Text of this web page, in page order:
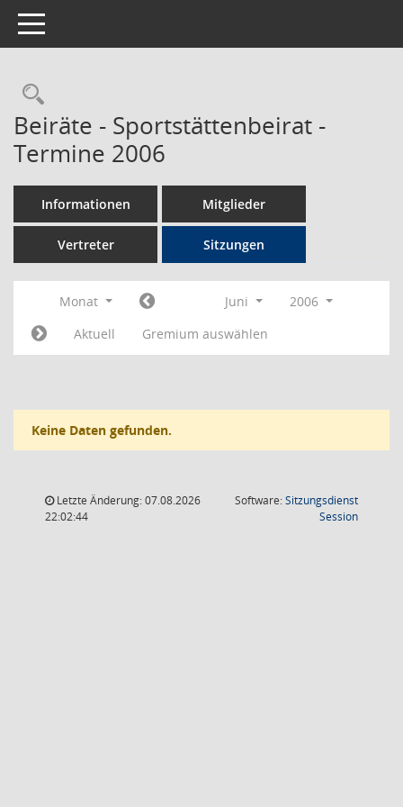
Toggle navigation
Rechercheauswahl
Beiräte - Sportstättenbeirat -
Termine 2006
Informationen Mitglieder
Vertreter Sitzungen
Monat Juni
2006
Aktuell
Gremium auswählen
Keine Daten gefunden.
Letzte Änderung: 07.08.2026
22:02:44
Software:Sitzungsdienst
Session(Wird in